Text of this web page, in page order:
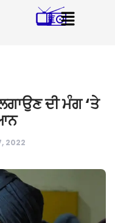
ਦੀ ਮੰਗ ‘ਤੇ
2022